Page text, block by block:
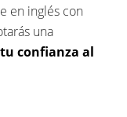
en inglés con
una
confianza al